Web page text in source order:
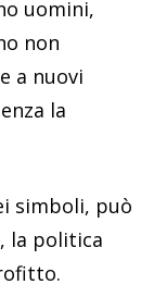
uomini,
non
a nuovi
la
simboli, può
la politica